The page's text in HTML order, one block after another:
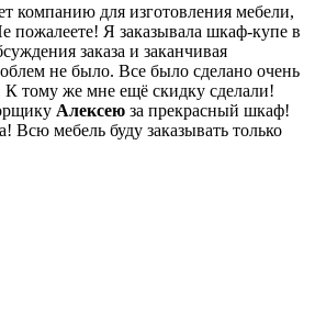
компанию для изготовления мебели,
пожалеете! Я заказывала шкаф-купе в
заказа и заканчивая
не было. Все было сделано очень
К тому же мне ещё скидку сделали!
Алексею за прекрасный шкаф!
Всю мебель буду заказывать только